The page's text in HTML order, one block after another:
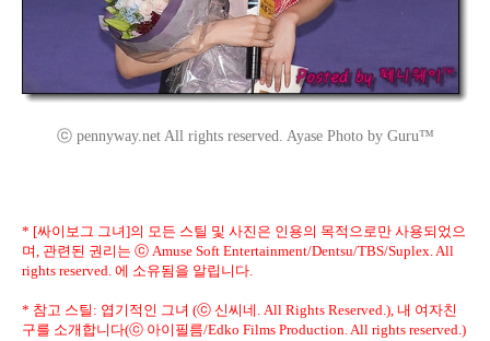
ⓒ pennyway.net All rights reserved. Ayase Photo by Guru™
* [싸이보그 그녀]의 모든 스틸 및 사진은 인용의 목적으로만 사용되었으
며, 관련된 권리는 ⓒ Amuse Soft Entertainment/Dentsu/TBS/Suplex. All
rights reserved. 에 소유됨을 알립니다.
* 참고 스틸: 엽기적인 그녀 (ⓒ 신씨네. All Rights Reserved.), 내 여자친
구를 소개합니다(ⓒ 아이필름/Edko Films Production. All rights reserved.)